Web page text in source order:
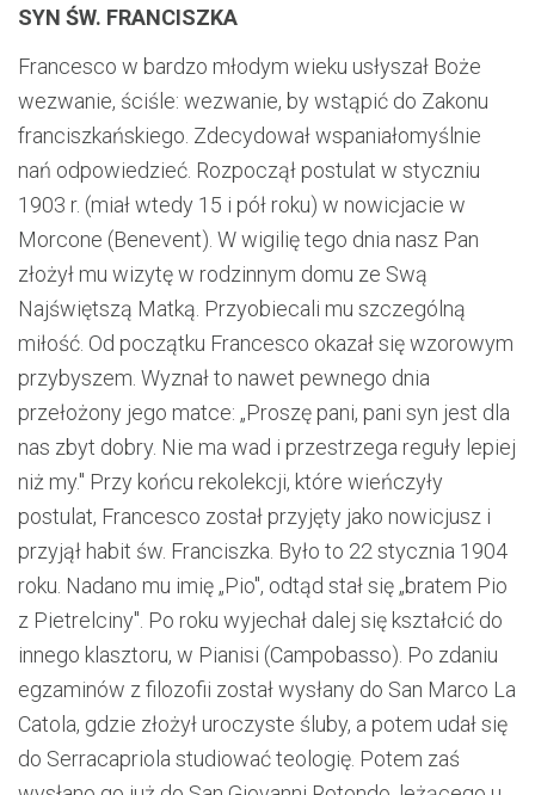
SYN ŚW. FRANCISZKA
Francesco w bardzo młodym wieku usłyszał Boże
wezwanie, ściśle: wezwanie, by wstąpić do Zakonu
franciszkańskiego. Zdecydował wspaniałomyślnie
nań odpowiedzieć. Rozpoczął postulat w styczniu
1903 r. (miał wtedy 15 i pół roku) w nowicjacie w
Morcone (Benevent). W wigilię tego dnia nasz Pan
złożył mu wizytę w rodzinnym domu ze Swą
Najświętszą Matką. Przyobiecali mu szczególną
miłość. Od początku Francesco okazał się wzorowym
przybyszem. Wyznał to nawet pewnego dnia
przełożony jego matce: „Proszę pani, pani syn jest dla
nas zbyt dobry. Nie ma wad i przestrzega reguły lepiej
niż my." Przy końcu rekolekcji, które wieńczyły
postulat, Francesco został przyjęty jako nowicjusz i
przyjął habit św. Franciszka. Było to 22 stycznia 1904
roku. Nadano mu imię „Pio", odtąd stał się „bratem Pio
z Pietrelciny". Po roku wyjechał dalej się kształcić do
innego klasztoru, w Pianisi (Campobasso). Po zdaniu
egzaminów z filozofii został wysłany do San Marco La
Catola, gdzie złożył uroczyste śluby, a potem udał się
do Serracapriola studiować teologię. Potem zaś